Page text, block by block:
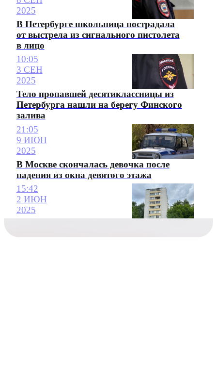
2025
В Петербурге школьница пострадала
от выстрела из сигнального пистолета
в лицо
10:05
3 СЕН
2025
Тело пропавшей десятиклассницы из
Петербурга нашли на берегу Финского
залива
21:05
9 ИЮН
2025
В Москве скончалась девочка после
падения из окна девятого этажа
15:42
2 ИЮН
2025